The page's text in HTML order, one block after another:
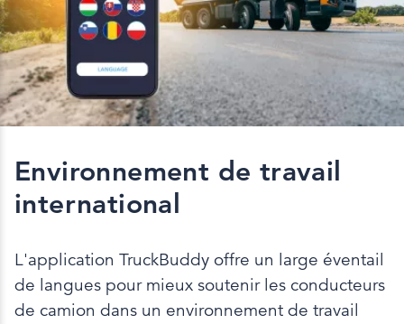
Environnement de travail
international
L'application TruckBuddy offre un large éventail
de langues pour mieux soutenir les conducteurs
de camion dans un environnement de travail